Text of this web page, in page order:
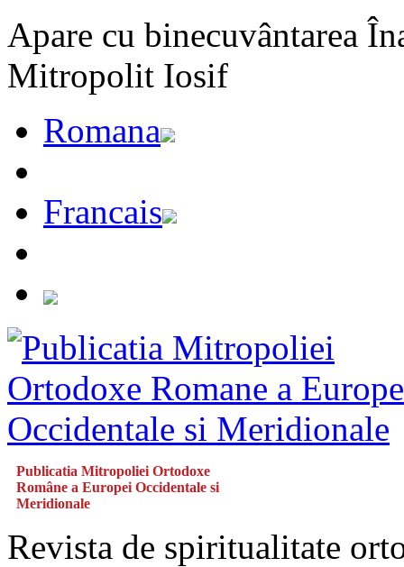
Apare cu binecuvântarea
Mitropolit Iosif
Romana
Francais
Publicatia Mitropoliei Ortodoxe
Române a Europei Occidentale si
Meridionale
Revista de spiritualitate